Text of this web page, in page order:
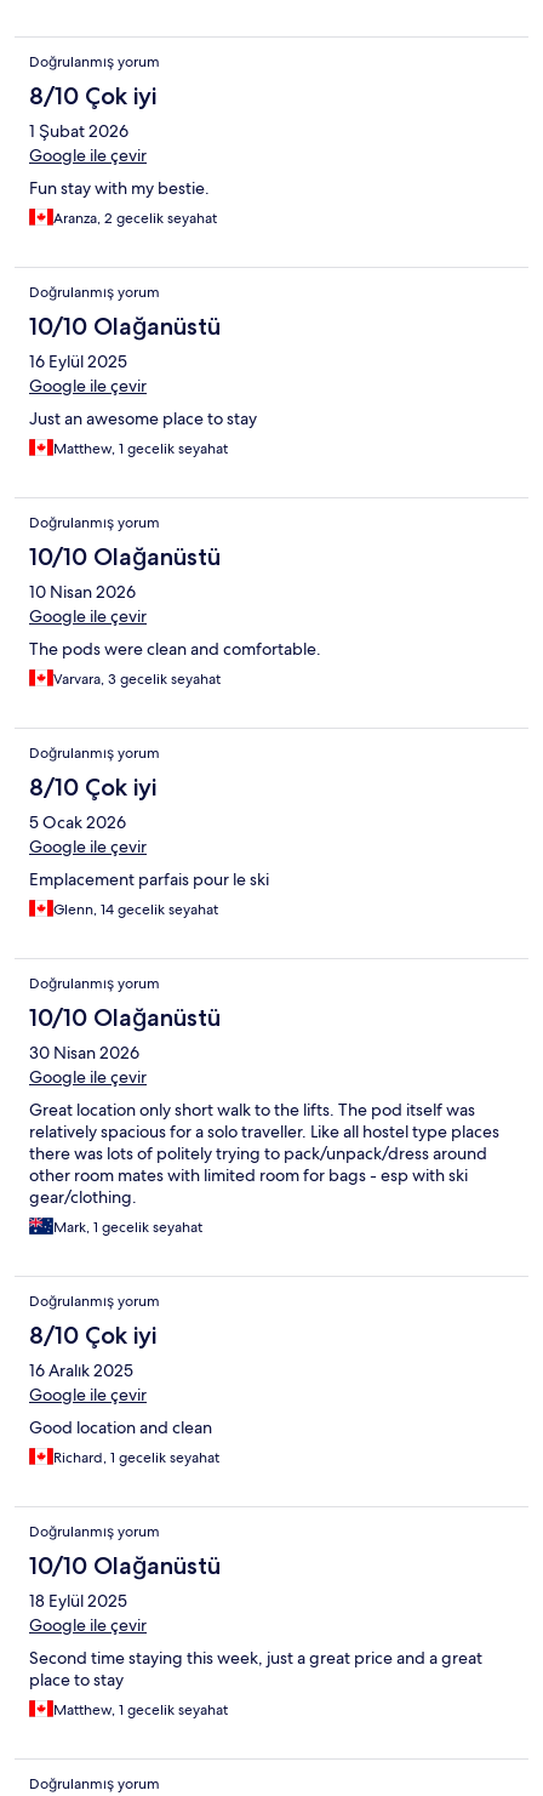
Doğrulanmış yorum
8/10 Çok iyi
1 Şubat 2026
Google ile çevir
Fun stay with my bestie.
Aranza, 2 gecelik seyahat
Doğrulanmış yorum
10/10 Olağanüstü
16 Eylül 2025
Google ile çevir
Just an awesome place to stay
Matthew, 1 gecelik seyahat
Doğrulanmış yorum
10/10 Olağanüstü
10 Nisan 2026
Google ile çevir
The pods were clean and comfortable.
Varvara, 3 gecelik seyahat
Doğrulanmış yorum
8/10 Çok iyi
5 Ocak 2026
Google ile çevir
Emplacement parfais pour le ski
Glenn, 14 gecelik seyahat
Doğrulanmış yorum
10/10 Olağanüstü
30 Nisan 2026
Google ile çevir
Great location only short walk to the lifts. The pod itself was
relatively spacious for a solo traveller. Like all hostel type places
there was lots of politely trying to pack/unpack/dress around
other room mates with limited room for bags - esp with ski
gear/clothing.
Mark, 1 gecelik seyahat
Doğrulanmış yorum
8/10 Çok iyi
16 Aralık 2025
Google ile çevir
Good location and clean
Richard, 1 gecelik seyahat
Doğrulanmış yorum
10/10 Olağanüstü
18 Eylül 2025
Google ile çevir
Second time staying this week, just a great price and a great
place to stay
Matthew, 1 gecelik seyahat
Doğrulanmış yorum